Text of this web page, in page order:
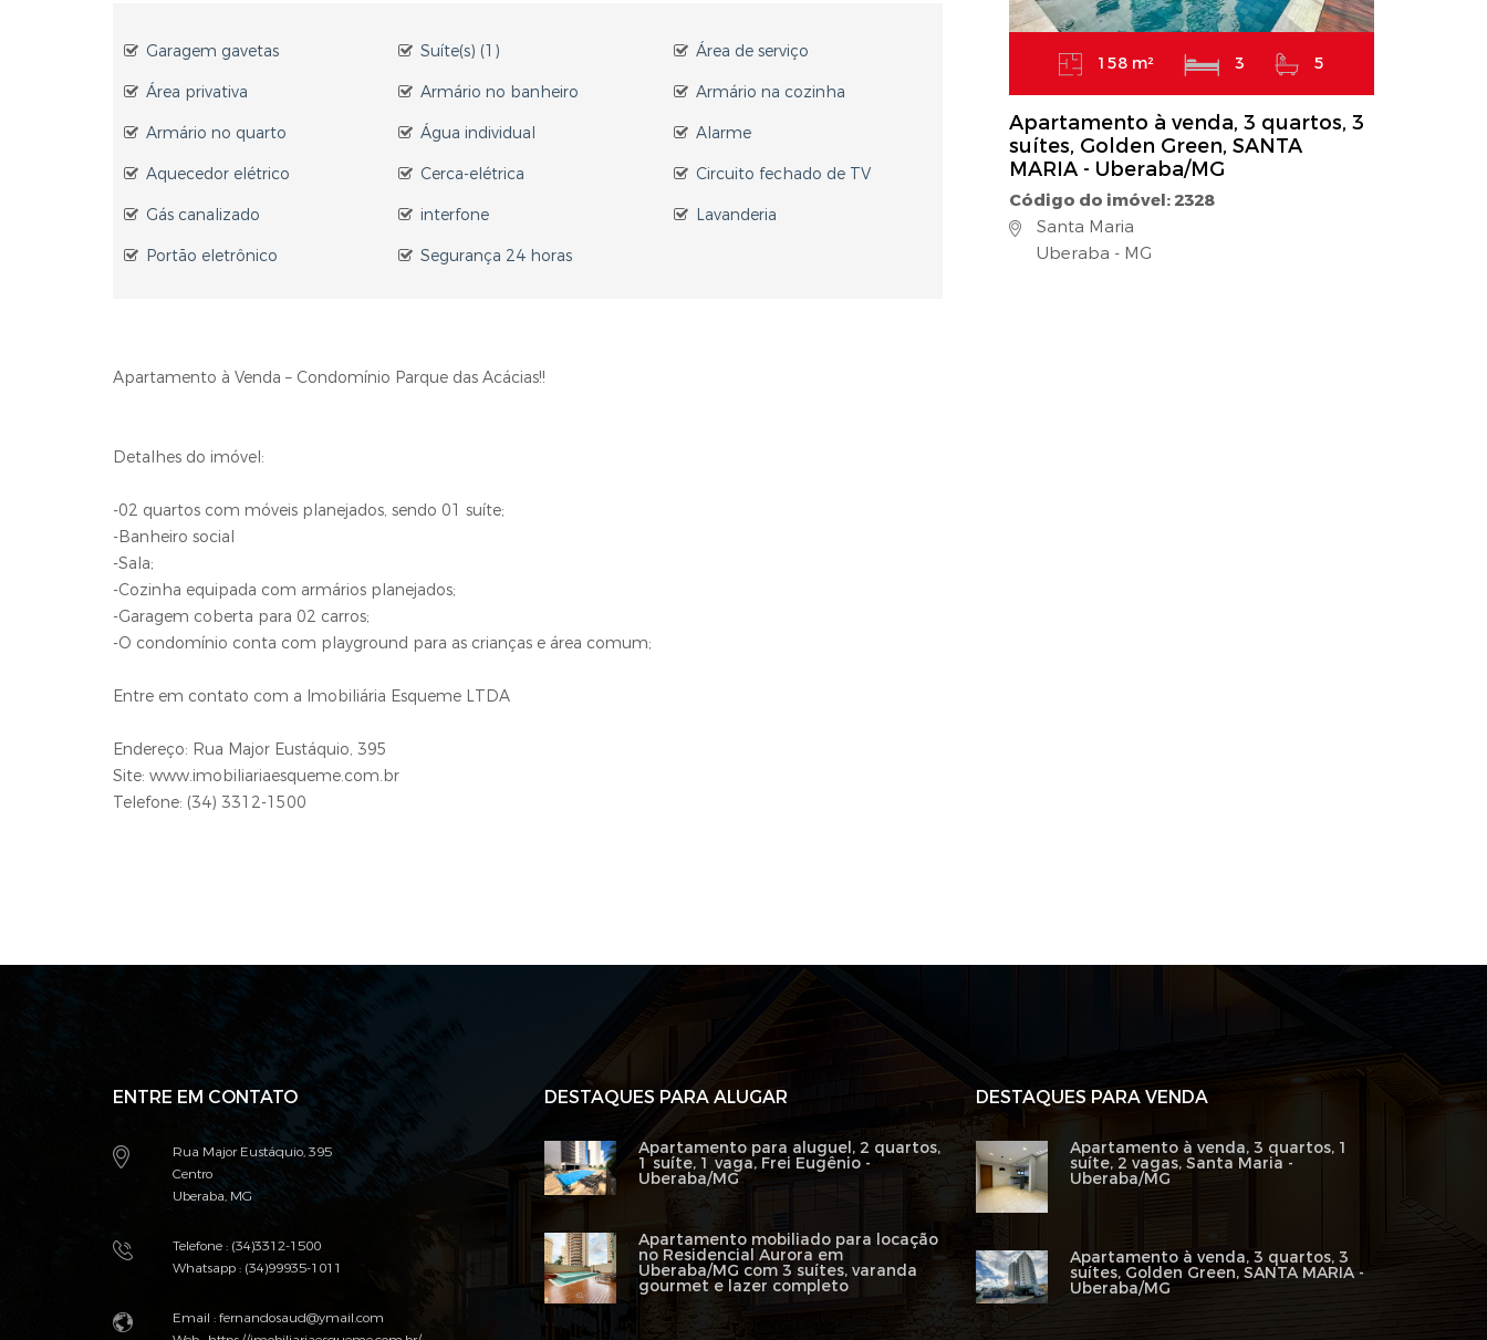
Garagem gavetas Suíte(s) (1)
Área de serviço
Área privativa
Armário no banheiro
Armário na cozinha
Armário no quarto
Água individual
Alarme
Aquecedor elétrico
Cerca-elétrica
Circuito fechado de TV
Gás canalizado
interfone
Lavanderia
Portão eletrônico
Segurança 24 horas
Apartamento à Venda – Condomínio Parque das Acácias!!
Detalhes do imóvel:
-02 quartos com móveis planejados, sendo 01 suíte;
-Banheiro social
-Sala;
-Cozinha equipada com armários planejados;
-Garagem coberta para 02 carros;
-O condomínio conta com playground para as crianças e área comum;
Entre em contato com a Imobiliária Esqueme LTDA
Endereço: Rua Major Eustáquio, 395
Site: www.imobiliariaesqueme.com.br
Telefone: (34) 3312-1500
158 m² 3 5
Apartamento à venda, 3 quartos, 3
suítes, Golden Green, SANTA
MARIA - Uberaba/MG
Código do imóvel: 2328
Santa Maria
Uberaba - MG
ENTRE EM CONTATO
Rua Major Eustáquio, 395
Centro
Uberaba, MG
Telefone : (34)3312-1500
Whatsapp : (34)99935-1011
Email : fernandosaud@ymail.com
DESTAQUES PARA ALUGAR
Apartamento para aluguel, 2 quartos,
1 suíte, 1 vaga, Frei Eugênio -
Uberaba/MG
Apartamento mobiliado para locação
no Residencial Aurora em
Uberaba/MG com 3 suítes, varanda
gourmet e lazer completo
DESTAQUES PARA VENDA
Apartamento à venda, 3 quartos, 1
suíte, 2 vagas, Santa Maria -
Uberaba/MG
Apartamento à venda, 3 quartos, 3
suítes, Golden Green, SANTA MARIA -
Uberaba/MG